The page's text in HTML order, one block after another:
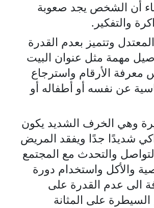
أن الشخص يجد صعوبة
والتفكير.
وتتميز بعدم القدرة
مهمة مثل عنوان البيت
معرفة الأرقام واسترجاع
عن نفسه أو أطفاله أو
وهي الخرف الشديد يكون
شديدًا جدًا ويفقد المريض
والتحدث مع المجتمع
والأكل واستخدام دورة
الى عدم القدرة على
على المثانة